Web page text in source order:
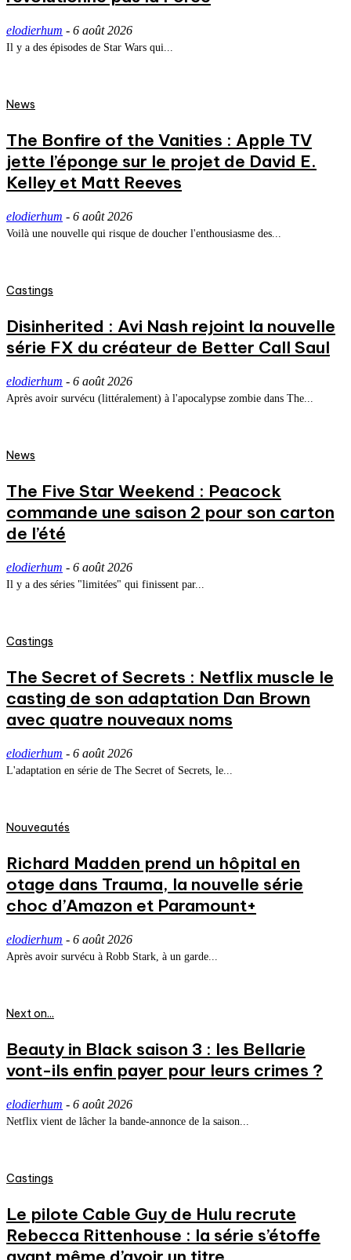
elodierhum - 6 août 2026
Il y a des épisodes de Star Wars qui...
News
The Bonfire of the Vanities : Apple TV
jette l’éponge sur le projet de David E.
Kelley et Matt Reeves
elodierhum - 6 août 2026
Voilà une nouvelle qui risque de doucher l'enthousiasme des...
Castings
Disinherited : Avi Nash rejoint la nouvelle
série FX du créateur de Better Call Saul
elodierhum - 6 août 2026
Après avoir survécu (littéralement) à l'apocalypse zombie dans The...
News
The Five Star Weekend : Peacock
commande une saison 2 pour son carton
de l’été
elodierhum - 6 août 2026
Il y a des séries "limitées" qui finissent par...
Castings
The Secret of Secrets : Netflix muscle le
casting de son adaptation Dan Brown
avec quatre nouveaux noms
elodierhum - 6 août 2026
L'adaptation en série de The Secret of Secrets, le...
Nouveautés
Richard Madden prend un hôpital en
otage dans Trauma, la nouvelle série
choc d’Amazon et Paramount+
elodierhum - 6 août 2026
Après avoir survécu à Robb Stark, à un garde...
Next on...
Beauty in Black saison 3 : les Bellarie
vont-ils enfin payer pour leurs crimes ?
elodierhum - 6 août 2026
Netflix vient de lâcher la bande-annonce de la saison...
Castings
Le pilote Cable Guy de Hulu recrute
Rebecca Rittenhouse : la série s’étoffe